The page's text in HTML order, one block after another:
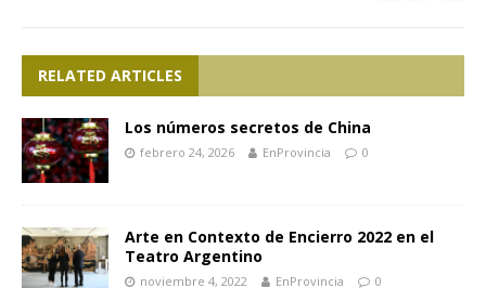
RELATED ARTICLES
Los números secretos de China
febrero 24, 2026 EnProvincia 0
Arte en Contexto de Encierro 2022 en el
Teatro Argentino
noviembre 4, 2022 EnProvincia 0